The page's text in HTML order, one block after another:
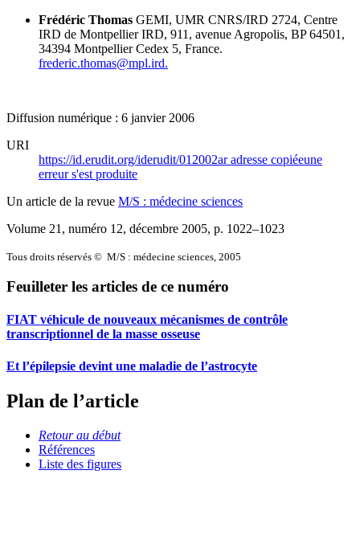
Frédéric Thomas GEMI, UMR CNRS/IRD 2724, Centre
IRD de Montpellier IRD, 911, avenue Agropolis, BP 64501,
34394 Montpellier Cedex 5, France.
frederic.thomas@mpl.ird.
Diffusion numérique : 6 janvier 2006
URI
https://id.erudit.org/iderudit/012002aradresse copiéeune
erreur s'est produite
Un article de la revue M/S : médecine sciences
Volume 21, numéro 12, décembre 2005, p. 1022–1023
Tous droits réservés © M/S : médecine sciences, 2005
Feuilleter les articles de ce numéro
FIAT véhicule de nouveaux mécanismes de contrôle
transcriptionnel de la masse osseuse
Et l’épilepsie devint une maladie de l’astrocyte
Plan de l’article
Retour au début
Références
Liste des figures